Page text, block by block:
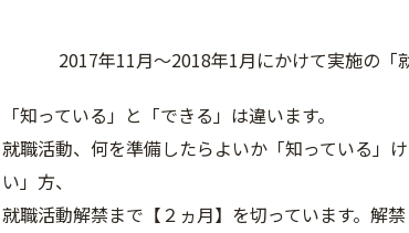
2017年11月～2018年1月にかけて実施の「
「知っている」と「できる」は違います。
就職活動、何を準備したらよいか「知っている」
い」方、
就職活動解禁まで【２ヵ月】を切っています。解禁